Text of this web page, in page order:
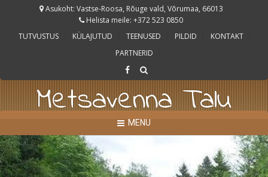
Asukoht: Vastse-Roosa, Rõuge vald, Võrumaa, 66013
Helista meile: +372 523 0850
TUTVUSTUS
KÜLAJUTUD TEENUSED PILDID
KONTAKT
PARTNERID
Metsavenna Talu
MENU